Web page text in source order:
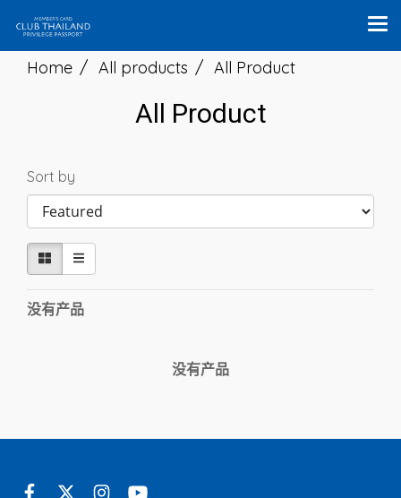
Home All products All Product
All Product
Sort by
没有产品
没有产品